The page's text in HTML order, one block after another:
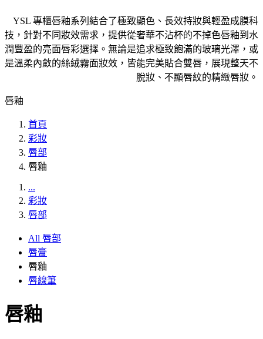
YSL 專櫃唇釉系列結合了極致顯色、長效持妝與輕盈成膜科
技，針對不同妝效需求，提供從奢華不沾杯的不掉色唇釉到水
潤豐盈的亮面唇彩選擇。無論是追求極致飽滿的玻璃光澤，或
是溫柔內斂的絲絨霧面妝效，皆能完美貼合雙唇，展現整天不
脫妝、不顯唇紋的精緻唇妝。
唇釉
首頁
彩妝
唇部
唇釉
...
彩妝
唇部
All 唇部
唇膏
唇釉
唇線筆
唇釉